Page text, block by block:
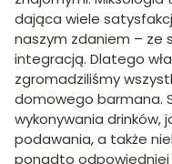
dająca wiele
naszym zdaniem – ze
integracją. Dlatego
zgromadziliśmy
domowego barmana.
wykonywania drinków,
podawania, a także
ponadto